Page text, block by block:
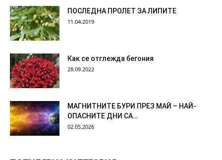
ПОСЛЕДНА ПРОЛЕТ ЗА ЛИПИТЕ
11.04.2019
Как се отглежда бегония
28.09.2022
МАГНИТНИТЕ БУРИ ПРЕЗ МАЙ – НАЙ-
ОПАСНИТЕ ДНИ СА…
02.05.2026